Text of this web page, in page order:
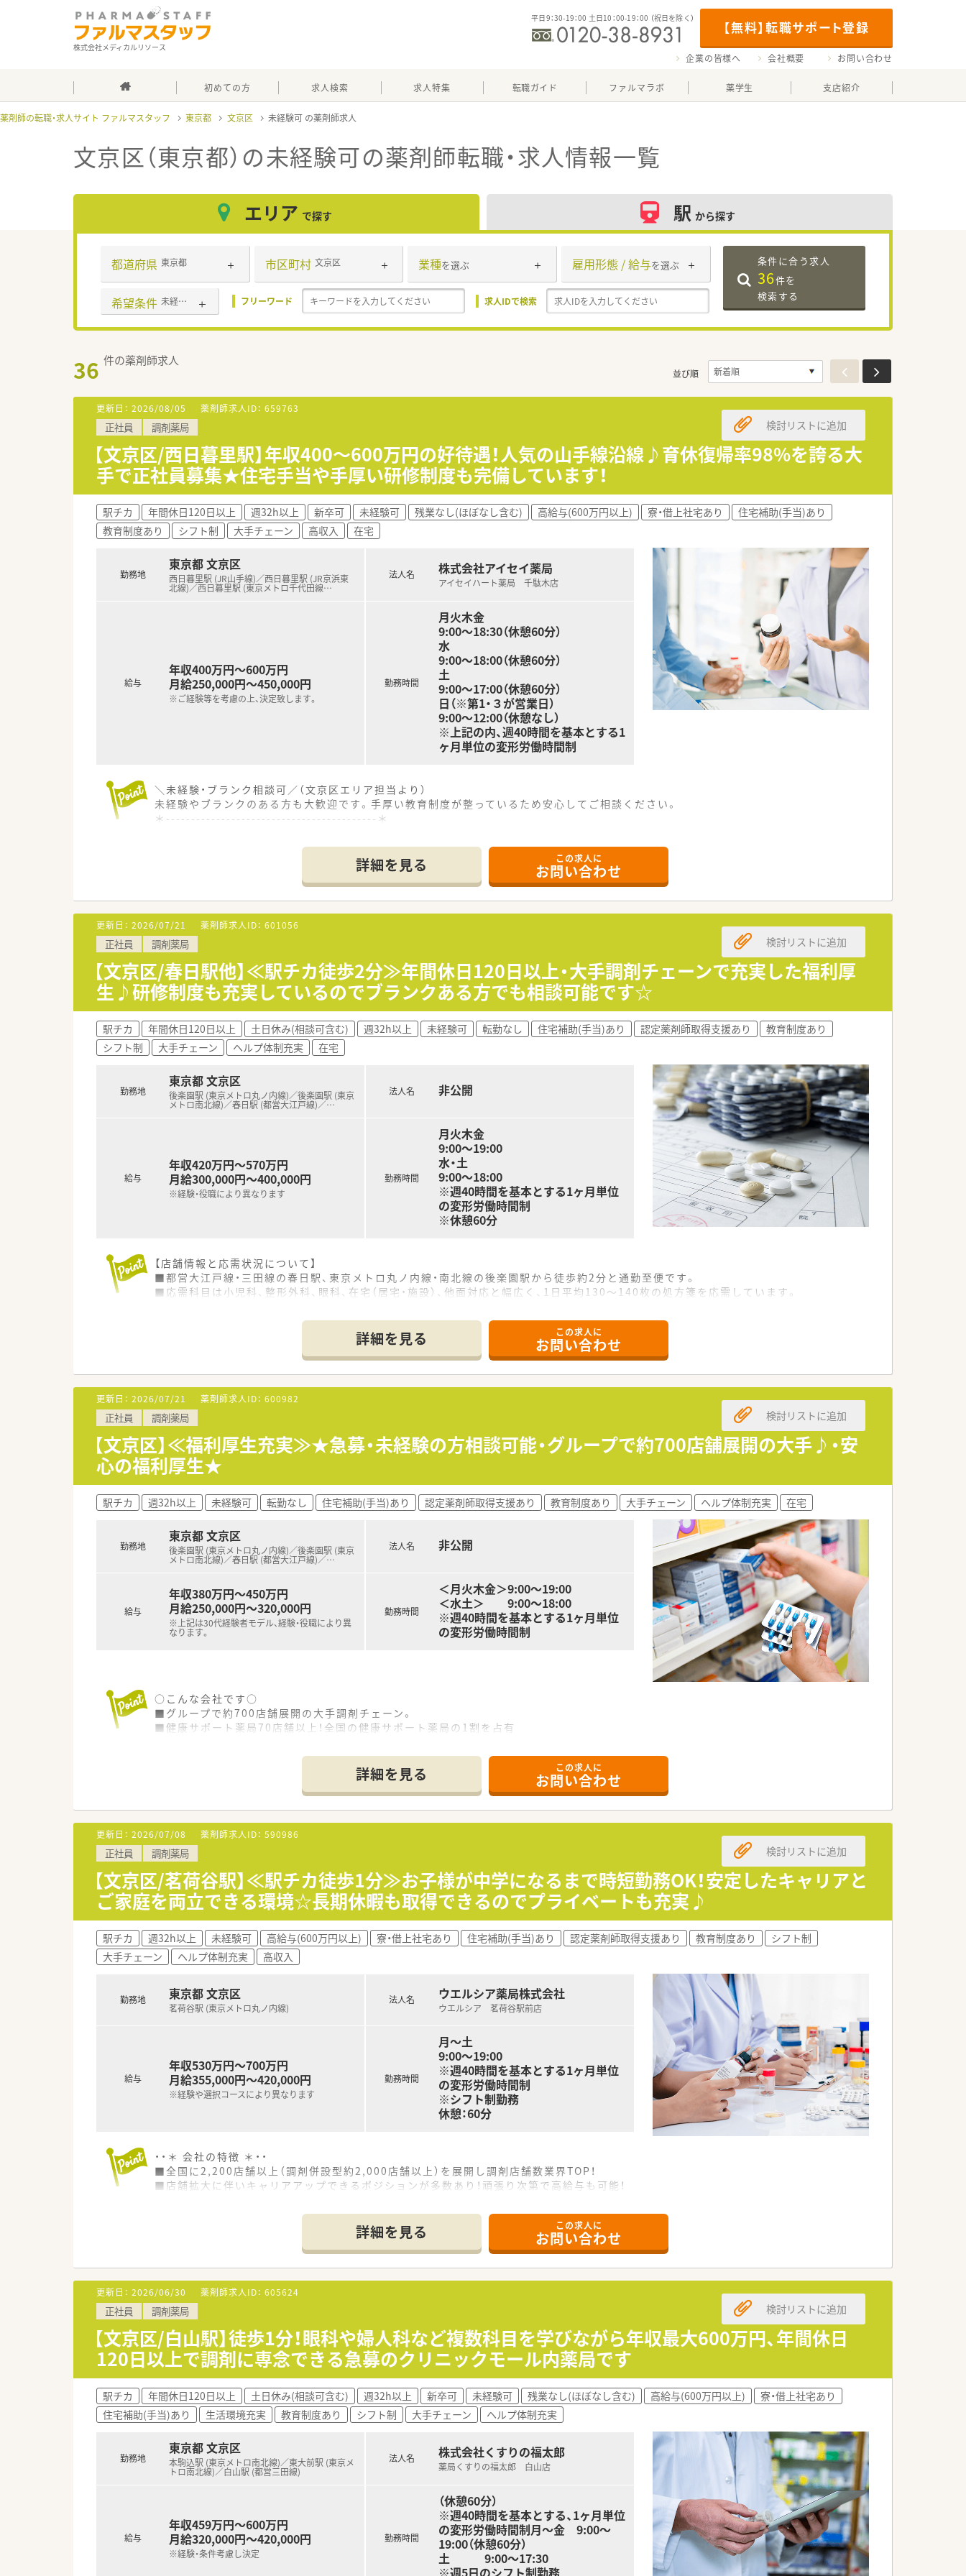
株式会社メディカルリソース
【無料】転職サポート登録
平日9：30-19：00 土日10：00-19：00 （祝日を除く）
企業の皆様へ 会社概要 お問い合わせ
初めての方 求人検索 求人特集 転職ガイド ファルマラボ 薬学生 支店紹介
薬剤師の転職・求人サイト ファルマスタッフ 東京都 文京区 未経験可
文京区（東京都）の未経験可の薬剤師転職・求人情報一覧
エリア で探す 駅 から探す
都道府県 東京都 市区町村 文京区 業種を選ぶ 雇用形態 / 給与を選ぶ
希望条件 未経験可 フリーワード 求人IDで検索
条件に合う求人
36件を
検索する
36 件の薬剤師求人
並び順
更新日： 2026/08/05 薬剤師求人ID： 659763
正社員 調剤薬局
【文京区/西日暮里駅】年収400〜600万円の好待遇！人気の山手線沿線♪育休復帰率98%を誇る大
手で正社員募集★住宅手当や手厚い研修制度も完備しています！
検討リストに追加
駅チカ 年間休日120日以上 週32h以上 新卒可 未経験可 残業なし(ほぼなし含む) 高給与(600万円以上) 寮・借上社宅あり
住宅補助(手当)あり
教育制度あり
シフト制 大手チェーン 高収入 在宅
勤務地
東京都 文京区
西日暮里駅 (JR山手線)／西日暮里駅 (JR京浜東
北線)／西日暮里駅 (東京メトロ千代田線…
給与
年収400万円～600万円
月給250,000円～450,000円
※ご経験等を考慮の上、決定致します。
法人名 株式会社アイセイ薬局
アイセイハート薬局 千駄木店
勤務時間
月火木金
9:00～18:30（休憩60分）
水
9:00～18:00（休憩60分）
土
9:00～17:00（休憩60分）
日（※第1・３が営業日）
9:00～12:00（休憩なし）
※上記の内、週40時間を基本とする1
ヶ月単位の変形労働時間制
＼未経験・ブランク相談可／（文京区エリア担当より）
未経験やブランクのある方も大歓迎です。手厚い教育制度が整っているため安心してご相談ください。
＊------------------------------------------＊
【店舗情報と応需状況について】
■西日暮里駅から徒歩5分の便利な立地にあり、毎日の通勤負担も少なく快適に通うことができる環境です。
■皮膚科や耳鼻科や眼科を中心に応需しており、1日あたり約100枚の処方箋に対応するやりがいのある職場です。
■常勤薬剤師6名と事務スタッフ4名が在籍しており、居宅の在宅業務にも対応する充実した人員体制を敷いています。
【職場環境と雰囲気】
■優しくふんわりとした雰囲気の薬局であり、ノルマなどもなくノビノビと成長できる働きやすい社風が魅力です。
■中途入社者の多くが薬局の雰囲気の良さを入社の決め手にしており、人材定着率は97パーセントと高水準です。
■自動監査システムや自動混注器などの最新技術を順次導入しており、業務負担を軽減する体制が整っています。
【やりがい/おすすめポイント】
■医師との距離が近く顔が見える関係性を構築できるため、疑義照会もスムーズに行えチーム医療を実感できる環境です。
■豊富なeラーニング研修が全額補助で受講可能であり、働きながら薬剤師としての知識を継続して身に付けられます。
■処方箋を持参すればお薬代の7割を会社が負担するサポート制度があり、社員の健康管理も手厚くバックアップします。
詳細を見る この求人に
お問い合わせ
更新日： 2026/07/21 薬剤師求人ID： 601056
正社員 調剤薬局
【文京区/春日駅他】≪駅チカ徒歩2分≫年間休日120日以上・大手調剤チェーンで充実した福利厚
生♪研修制度も充実しているのでブランクある方でも相談可能です☆
検討リストに追加
駅チカ 年間休日120日以上 土日休み(相談可含む) 週32h以上 未経験可 転勤なし 住宅補助(手当)あり 認定薬剤師取得支援あり
教育制度あり
シフト制
大手チェーン ヘルプ体制充実 在宅
勤務地
東京都 文京区
後楽園駅 (東京メトロ丸ノ内線)／後楽園駅 (東京
メトロ南北線)／春日駅 (都営大江戸線)／…
給与
年収420万円～570万円
月給300,000円～400,000円
※経験・役職により異なります
法人名 非公開
勤務時間
月火木金
9:00～19:00
水・土
9:00～18:00
※週40時間を基本とする1ヶ月単位
の変形労働時間制
※休憩60分
【店舗情報と応需状況について】
■都営大江戸線・三田線の春日駅、東京メトロ丸ノ内線・南北線の後楽園駅から徒歩約2分と通勤至便です。
■応需科目は小児科、整形外科、眼科、在宅（居宅・施設）、他面対応と幅広く、1日平均130～140枚の処方箋を応需しています。
■福岡県に本社を置き、全国43都道府県に調剤薬局をチェーン展開しており、安定した経営基盤を持っています。
■医療機関の開業支援も手掛けており、医療機関との良好な関係構築と積極的な「医薬連携」を推進しています。
■健康サポート薬局の届出数は全国1位で、地域住民の要望や健康に貢献するかかりつけ薬局を目指しています。
【職場環境と雰囲気】
■全店舗でピッキングサポートシステムを標準導入しており、過誤防止のための安全な環境づくりを進めています。
■多くの店舗が薬剤師4～6名体制で運営されており、スタッフ同士が協力し合える環境が整っています。
■大手チェーンならではの充実したヘルプ体制が整備されており、急な欠員時なども安心して勤務できます。
【こんな方にオススメ】
■福利厚生や休暇制度が充実した大手企業で、安心して長く安定的に働きたい方におすすめです。
■充実した教育制度や多様なキャリアパスを通じて、薬剤師として着実に成長し続けたい方に最適です。
■居宅および施設の在宅業務も行っているため、これから在宅医療の経験を積みたい方にも適しています。
詳細を見る この求人に
お問い合わせ
更新日： 2026/07/21 薬剤師求人ID： 600982
正社員 調剤薬局
【文京区】≪福利厚生充実≫★急募・未経験の方相談可能・グループで約700店舗展開の大手♪・安
心の福利厚生★
検討リストに追加
駅チカ 週32h以上 未経験可 転勤なし 住宅補助(手当)あり 認定薬剤師取得支援あり 教育制度あり 大手チェーン ヘルプ体制充実 在宅
勤務地
東京都 文京区
後楽園駅 (東京メトロ丸ノ内線)／後楽園駅 (東京
メトロ南北線)／春日駅 (都営大江戸線)／…
給与
年収380万円～450万円
月給250,000円～320,000円
※上記は30代経験者モデル、経験・役職により異
なります。
法人名 非公開
勤務時間
＜月火木金＞9:00～19:00
＜水土＞ 9:00～18:00
※週40時間を基本とする1ヶ月単位
の変形労働時間制
○こんな会社です○
■グループで約700店舗展開の大手調剤チェーン。
■健康サポート薬局70店舗以上！全国の健康サポート薬局の1割を占有
■処方箋枚数70-150枚の店舗が多く経験を積めます
■店舗スタッフは4-6名が平均で負担は少なめ！
■≪病院出身者も歓迎≫医療機関との連携を重視。
医師との面会・トレースレポート・医師との勉強会・カンファレンスを通じで、病院と一体となって患者様をサポート。
病院出身者の方も、他職種連携の経験が活かせます。
■≪研修制度充実≫
高度管理機能薬局薬剤師育成研修・在宅医療研修・健康サポート薬局研修
学術研究研修・海外研修・病院出向研修・通信教育講座などを準備。
■子育て支援制度充実
・妊婦さんに1ヶ月1回通院休暇を付与
・配偶者は出産休暇を3日付与
・出産祝金あり
・育児休業はお子様が最大3歳まで、短時間勤務は最大小学校1年生まで可能。
■長く働ける環境
結婚休暇5日、介護時短制度、メモリアル休暇、ボランティア休暇など、生活環境が変わっても長く働けます。
詳細を見る この求人に
お問い合わせ
更新日： 2026/07/08 薬剤師求人ID： 590986
正社員 調剤薬局
【文京区/茗荷谷駅】≪駅チカ徒歩1分≫お子様が中学になるまで時短勤務OK！安定したキャリアと
ご家庭を両立できる環境☆長期休暇も取得できるのでプライベートも充実♪
検討リストに追加
駅チカ 週32h以上 未経験可 高給与(600万円以上) 寮・借上社宅あり 住宅補助(手当)あり 認定薬剤師取得支援あり 教育制度あり
シフト制
大手チェーン
ヘルプ体制充実 高収入
勤務地 東京都 文京区
茗荷谷駅 (東京メトロ丸ノ内線)
給与
年収530万円～700万円
月給355,000円～420,000円
※経験や選択コースにより異なります
法人名 ウエルシア薬局株式会社
ウエルシア 茗荷谷駅前店
勤務時間
月～土
9:00～19:00
※週40時間を基本とする1ヶ月単位
の変形労働時間制
※シフト制勤務
休憩：60分
・・＊ 会社の特徴 ＊・・
■全国に2,200店舗以上（調剤併設型約2,000店舗以上）を展開し調剤店舗数業界TOP！
■店舗拡大に伴いキャリアアップできるポジションが多数あり！頑張り次第で高給与も可能！
■職種や職域に合わせ、豊富な社内研修や外部組織と連携した研修を用意されています
■薬剤師が中心の会社だからこそ活躍できるキャリアパスが多種多様に用意されています。
■店舗拡大に伴い、エリアマネジャーや営業部長等のマネジメントのポジションも増えます。
■在宅や教育等の専門性を活かせるスペシャリストを目指すことも可能です。
■その他にも、管理部門や商品部門等の本社スタッフなど活動領域は多種多様です。
■在宅実施店舗は年々増加しており、在宅医療へもしっかりと関わる事ができます。
■育児休暇は3歳まで取得が可能で、時短制度は小学5年生まで時短勤務ができるよう変更予定です。
■年間休日が120日とワークライフバランスが整っています
■日用品から常備薬まで、従業員割引制度など嬉しいメリットもたくさんあります！
詳細を見る この求人に
お問い合わせ
更新日： 2026/06/30 薬剤師求人ID： 605624
正社員 調剤薬局
【文京区/白山駅】徒歩1分！眼科や婦人科など複数科目を学びながら年収最大600万円、年間休日
120日以上で調剤に専念できる急募のクリニックモール内薬局です
検討リストに追加
駅チカ 年間休日120日以上 土日休み(相談可含む) 週32h以上 新卒可 未経験可 残業なし(ほぼなし含む) 高給与(600万円以上)
寮・借上社宅あり
住宅補助(手当)あり
生活環境充実 教育制度あり シフト制 大手チェーン ヘルプ体制充実
勤務地
東京都 文京区
本駒込駅 (東京メトロ南北線)／東大前駅 (東京メ
トロ南北線)／白山駅 (都営三田線)
給与
年収459万円～600万円
月給320,000円～420,000円
※経験・条件考慮し決定
法人名 株式会社くすりの福太郎
薬局くすりの福太郎 白山店
勤務時間
（休憩60分）
※週40時間を基本とする、1ヶ月単位
の変形労働時間制月～金 9:00～
19:00（休憩60分）
土 9:00〜17:30
※週5日のシフト制勤務